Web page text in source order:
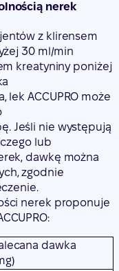
nerek
z klirensem
30 ml/min
kreatyniny poniżej
ACCUPRO może
Jeśli nie występują
lub
dawkę można
zgodnie
nerek proponuje
dawka